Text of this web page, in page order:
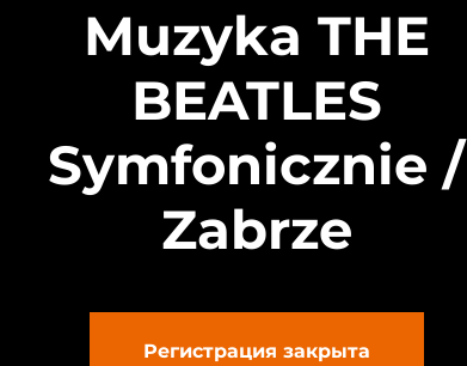
Muzyka THE
BEATLES
Symfonicznie /
Zabrze
Регистрация закрыта